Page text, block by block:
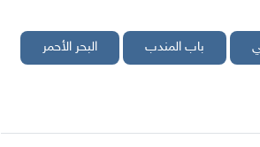
باب المندب البحر الأحمر